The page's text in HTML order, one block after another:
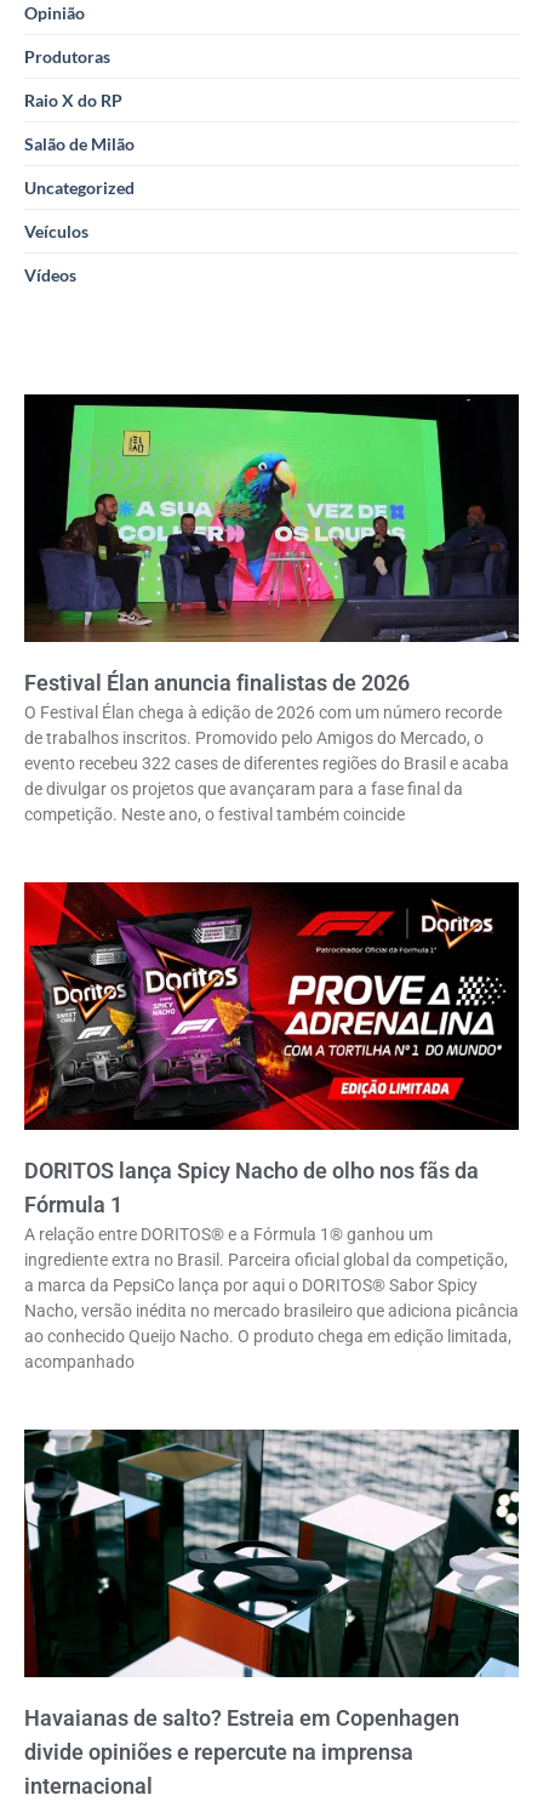
Opinião
Produtoras
Raio X do RP
Salão de Milão
Uncategorized
Veículos
Vídeos
Festival Élan anuncia finalistas de 2026
O Festival Élan chega à edição de 2026 com um número recorde
de trabalhos inscritos. Promovido pelo Amigos do Mercado, o
evento recebeu 322 cases de diferentes regiões do Brasil e acaba
de divulgar os projetos que avançaram para a fase final da
competição. Neste ano, o festival também coincide
DORITOS lança Spicy Nacho de olho nos fãs da
Fórmula 1
A relação entre DORITOS® e a Fórmula 1® ganhou um
ingrediente extra no Brasil. Parceira oficial global da competição,
a marca da PepsiCo lança por aqui o DORITOS® Sabor Spicy
Nacho, versão inédita no mercado brasileiro que adiciona picância
ao conhecido Queijo Nacho. O produto chega em edição limitada,
acompanhado
Havaianas de salto? Estreia em Copenhagen
divide opiniões e repercute na imprensa
internacional